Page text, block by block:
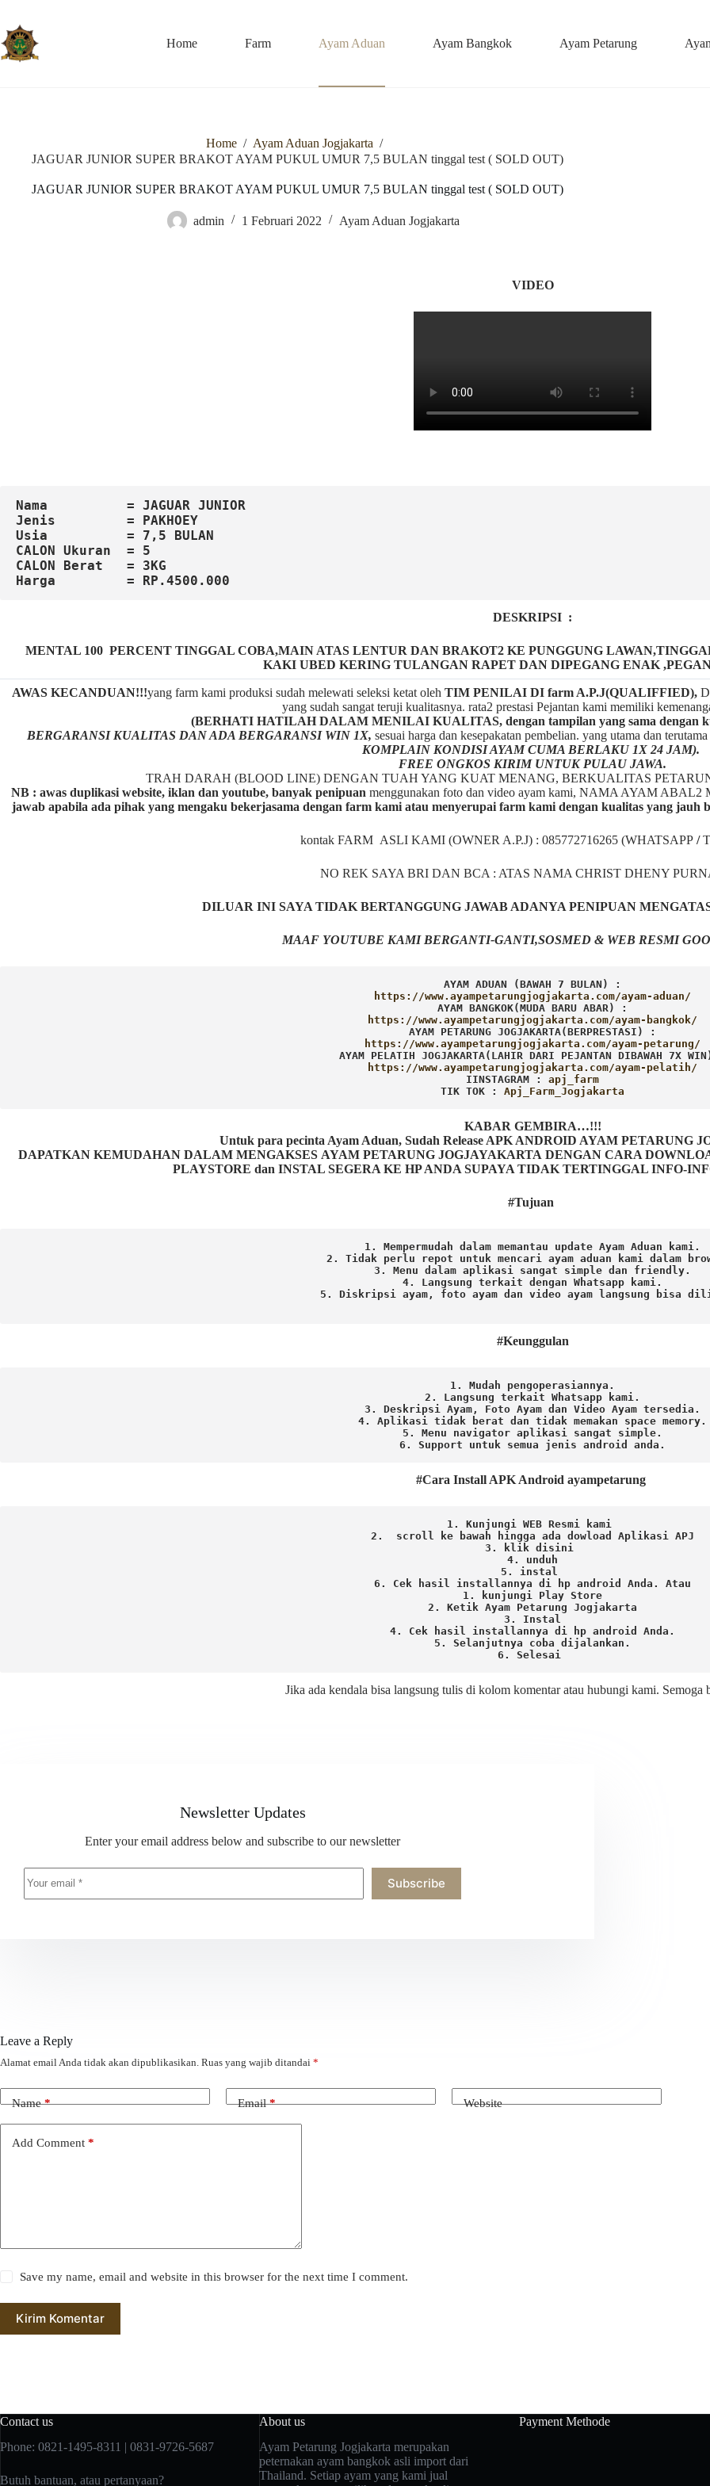
content
Home Farm Ayam Aduan Ayam Bangkok Ayam Petarung
Home / Ayam Aduan Jogjakarta /
JAGUAR JUNIOR SUPER BRAKOT AYAM PUKUL UMUR 7,5 BULAN tinggal test ( SOLD OUT)
JAGUAR JUNIOR SUPER BRAKOT AYAM PUKUL UMUR 7,5 BULAN tinggal test ( SOLD OUT)
admin 1 Februari 2022 Ayam Aduan Jogjakarta
VIDEO
Nama          = JAGUAR JUNIOR
Jenis         = PAKHOEY
Usia          = 7,5 BULAN
CALON Ukuran  = 5
CALON Berat   = 3KG
DESKRIPSI :
MENTAL 100 PERCENT TINGGAL COBA,MAIN ATAS LENTUR DAN BRAKOT2 KE PUNGGUNG
KAKI UBED KERING TULANGAN RAPET DAN DIPEGANG ENAK
AWAS KECANDUAN!!!yang farm kami produksi sudah melewati seleksi ketat oleh TIM PENILAI DI farm A.P.J(QUALIFFIED),
yang sudah sangat teruji kualitasnya. rata2 prestasi Pejantan kami memiliki
(BERHATI HATILAH DALAM MENILAI KUALITAS, dengan tampilan yang sama dengan
BERGARANSI KUALITAS DAN ADA BERGARANSI WIN 1X, sesuai harga dan kesepakatan pembelian. yang utama dan terutama
KOMPLAIN KONDISI AYAM CUMA BERLAKU 1X 24 JAM).
FREE ONGKOS KIRIM UNTUK PULAU JAWA.
TRAH DARAH (BLOOD LINE) DENGAN TUAH YANG KUAT MENANG, BERKUALITAS
NB : awas duplikasi website, iklan dan youtube, banyak penipuan menggunakan foto dan video ayam kami, NAMA AYAM
jawab apabila ada pihak yang mengaku bekerjasama dengan farm kami atau menyerupai farm kami dengan kualitas yang jauh
kontak FARM ASLI KAMI (OWNER A.P.J) : 085772716265 (WHATSAPP /
NO REK SAYA BRI DAN BCA : ATAS NAMA CHRIST DHENY
DILUAR INI SAYA TIDAK BERTANGGUNG JAWAB ADANYA PENIPUAN
MAAF YOUTUBE KAMI BERGANTI-GANTI,SOSMED & WEB RESMI
AYAM ADUAN (BAWAH 7 BULAN) :
AYAM BANGKOK(MUDA BARU ABAR) :
AYAM PETARUNG JOGJAKARTA(BERPRESTASI) :
AYAM PELATIH JOGJAKARTA(LAHIR DARI PEJANTAN DIBAWAH 7X
IINSTAGRAM :
TIK TOK : Apj_Farm_Jogjakarta
KABAR GEMBIRA…!!!
Untuk para pecinta Ayam Aduan, Sudah Release APK ANDROID AYAM PETARUNG
DAPATKAN KEMUDAHAN DALAM MENGAKSES AYAM PETARUNG JOGJAYAKARTA DENGAN CARA
PLAYSTORE dan INSTAL SEGERA KE HP ANDA SUPAYA TIDAK TERTINGGAL INFO-
#Tujuan
1. Mempermudah dalam memantau update Ayam Aduan kami.
2. Tidak perlu repot untuk mencari ayam aduan kami dalam
3. Menu dalam aplikasi sangat simple dan friendly.
4. Langsung terkait dengan Whatsapp kami.
5. Diskripsi ayam, foto ayam dan video ayam langsung bisa
#Keunggulan
1. Mudah pengoperasiannya.
2. Langsung terkait Whatsapp kami.
3. Deskripsi Ayam, Foto Ayam dan Video Ayam tersedia.
4. Aplikasi tidak berat dan tidak memakan space memory.
5. Menu navigator aplikasi sangat simple.
6. Support untuk semua jenis android anda.
#Cara Install APK Android ayampetarung
1. Kunjungi WEB Resmi kami
2.  scroll ke bawah hingga ada dowload Aplikasi APJ
3. klik disini
4. unduh
5. instal
6. Cek hasil installannya di hp android Anda. Atau
1. kunjungi Play Store
2. Ketik Ayam Petarung Jogjakarta
3. Instal
4. Cek hasil installannya di hp android Anda.
5. Selanjutnya coba dijalankan.
6. Selesai
Jika ada kendala bisa langsung tulis di kolom komentar atau hubungi kami.
Newsletter Updates
Enter your email address below and subscribe to our newsletter
Subscribe
Leave a Reply
Alamat email Anda tidak akan dipublikasikan. Ruas yang wajib ditandai *
Name* Email* Website
Add Comment *
Save my name, email and website in this browser for the next time I comment.
Kirim Komentar
Contact us
Phone: 0821-1495-8311 | 0831-9726-5687
Butuh bantuan, atau pertanyaan?
About us
Ayam Petarung Jogjakarta merupakan
peternakan ayam bangkok asli import dari
Thailand. Setiap ayam yang kami jual
Payment Methode